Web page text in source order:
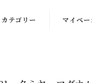
カテゴリー マイペー